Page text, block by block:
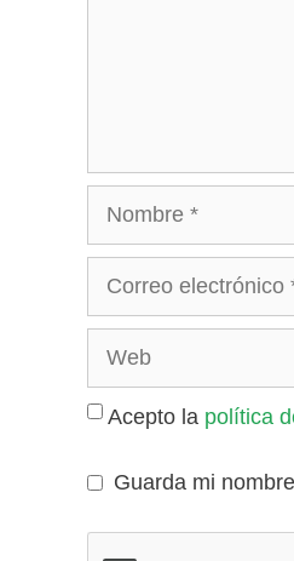
Acepto la política
Guarda mi